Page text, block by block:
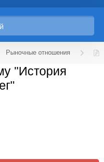
Рыночные отношения
"История